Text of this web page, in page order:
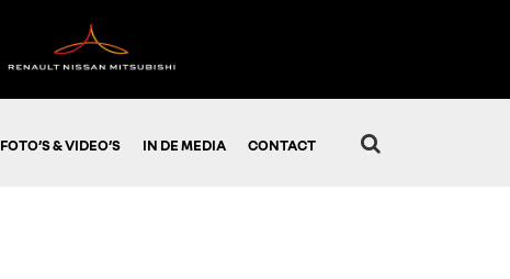
FOTO’S & VIDEO’S IN DE MEDIA CONTACT